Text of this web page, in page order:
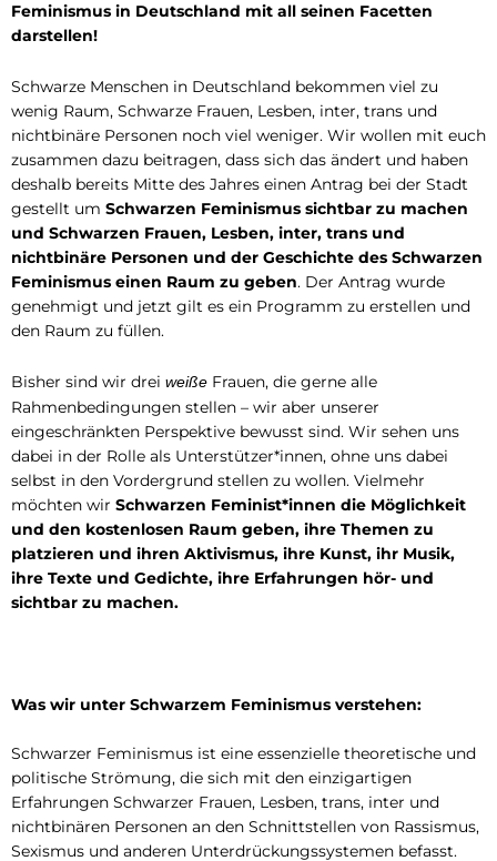
Feminismus in Deutschland mit all seinen Facetten
darstellen!
Schwarze Menschen in Deutschland bekommen viel zu
wenig Raum, Schwarze Frauen, Lesben, inter, trans und
nichtbinäre Personen noch viel weniger. Wir wollen mit euch
zusammen dazu beitragen, dass sich das ändert und haben
deshalb bereits Mitte des Jahres einen Antrag bei der Stadt
gestellt um Schwarzen Feminismus sichtbar zu machen
und Schwarzen Frauen, Lesben, inter, trans und
nichtbinäre Personen und der Geschichte des Schwarzen
Feminismus einen Raum zu geben. Der Antrag wurde
genehmigt und jetzt gilt es ein Programm zu erstellen und
den Raum zu füllen.
Bisher sind wir drei weiße Frauen, die gerne alle
Rahmenbedingungen stellen – wir aber unserer
eingeschränkten Perspektive bewusst sind. Wir sehen uns
dabei in der Rolle als Unterstützer*innen, ohne uns dabei
selbst in den Vordergrund stellen zu wollen. Vielmehr
möchten wir Schwarzen Feminist*innen die Möglichkeit
und den kostenlosen Raum geben, ihre Themen zu
platzieren und ihren Aktivismus, ihre Kunst, ihr Musik,
ihre Texte und Gedichte, ihre Erfahrungen hör- und
sichtbar zu machen.
Was wir unter Schwarzem Feminismus verstehen:
Schwarzer Feminismus ist eine essenzielle theoretische und
politische Strömung, die sich mit den einzigartigen
Erfahrungen Schwarzer Frauen, Lesben, trans, inter und
nichtbinären Personen an den Schnittstellen von Rassismus,
Sexismus und anderen Unterdrückungssystemen befasst.